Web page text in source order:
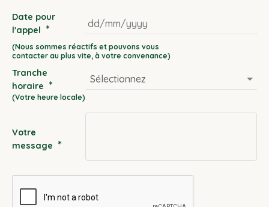
Date pour
l'appel *
DD
slash
MM
slash
Tranche
horaire *
Votre
message *